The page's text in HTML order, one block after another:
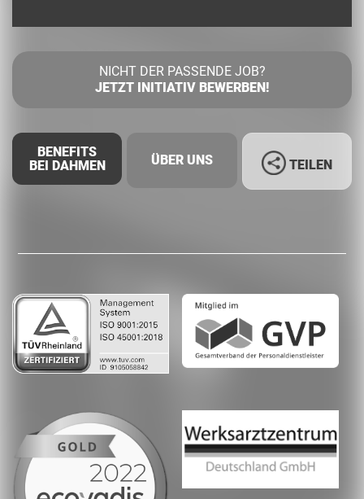
NICHT DER PASSENDE JOB?
JETZT INITIATIV BEWERBEN!
BENEFITS
BEI DAHMEN
ÜBER UNS
Whatsapp
TEILEN